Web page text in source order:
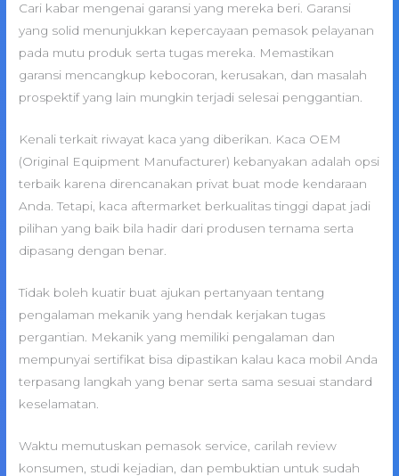
Cari kabar mengenai garansi yang mereka beri. Garansi
yang solid menunjukkan kepercayaan pemasok pelayanan
pada mutu produk serta tugas mereka. Memastikan
garansi mencangkup kebocoran, kerusakan, dan masalah
prospektif yang lain mungkin terjadi selesai penggantian.
Kenali terkait riwayat kaca yang diberikan. Kaca OEM
(Original Equipment Manufacturer) kebanyakan adalah opsi
terbaik karena direncanakan privat buat mode kendaraan
Anda. Tetapi, kaca aftermarket berkualitas tinggi dapat jadi
pilihan yang baik bila hadir dari produsen ternama serta
dipasang dengan benar.
Tidak boleh kuatir buat ajukan pertanyaan tentang
pengalaman mekanik yang hendak kerjakan tugas
pergantian. Mekanik yang memiliki pengalaman dan
mempunyai sertifikat bisa dipastikan kalau kaca mobil Anda
terpasang langkah yang benar serta sama sesuai standard
keselamatan.
Waktu memutuskan pemasok service, carilah review
konsumen, studi kejadian, dan pembuktian untuk sudah